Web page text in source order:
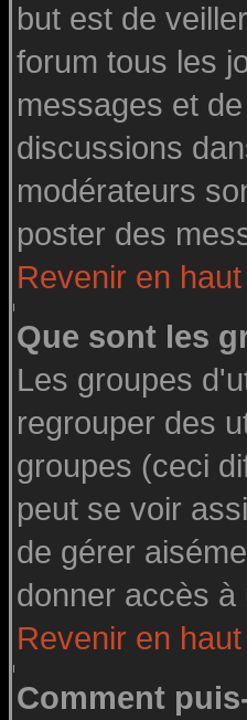
but est de
forum tous les
messages et
discussions
modérateurs
poster des
Revenir en haut
Que sont les
Les groupes
regrouper des
groupes (ceci
peut se voir
de gérer
donner accès
Revenir en haut
Comment